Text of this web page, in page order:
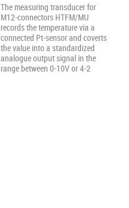
The measuring transducer for
M12-connectors HTFM/MU
records the temperature via a
connected Pt-sensor and coverts
the value into a standardized
analogue output signal in the
range between 0-10V or 4-2